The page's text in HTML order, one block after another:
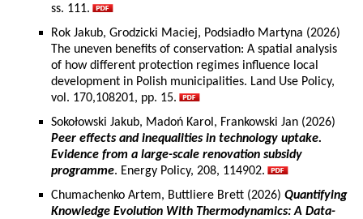
ss. 111.
Rok Jakub, Grodzicki Maciej, Podsiadło Martyna (2026)
The uneven benefits of conservation: A spatial analysis
of how different protection regimes influence local
development in Polish municipalities. Land Use Policy,
vol. 170,108201, pp. 15.
Sokołowski Jakub, Madoń Karol, Frankowski Jan (2026)
Peer effects and inequalities in technology uptake.
Evidence from a large-scale renovation subsidy
programme. Energy Policy, 208, 114902.
Chumachenko Artem, Buttliere Brett (2026) Quantifying
Knowledge Evolution With Thermodynamics: A Data-